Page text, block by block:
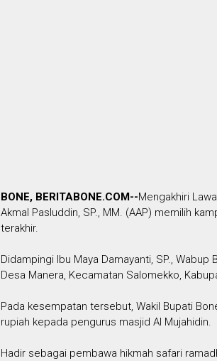
BONE, BERITABONE.COM--Mengakhiri
Akmal Pasluddin, SP., MM. (AAP) memilih
terakhir.
Didampingi Ibu Maya Damayanti, SP.,
Desa Manera, Kecamatan Salomekko,
Pada kesempatan tersebut, Wakil Bupati
rupiah kepada pengurus masjid Al Mujahidin.
Hadir sebagai pembawa hikmah safari